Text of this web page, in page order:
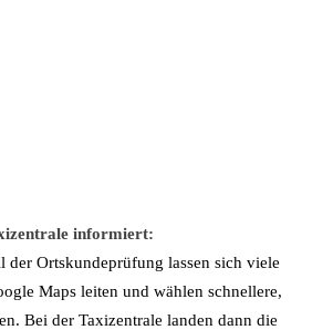
informiert:
der Ortskundeprüfung lassen sich viele
Maps leiten und wählen schnellere,
Bei der Taxizentrale landen dann die